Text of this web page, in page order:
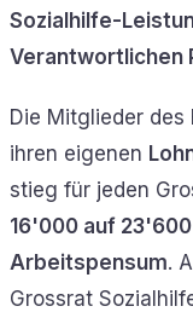
Sozialhilfe-
Verantwortlichen
Die Mitglieder des
ihren eigenen
stieg für jeden
16'000 auf
Arbeitspensum.
Grossrat